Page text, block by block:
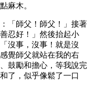
麻木。
「師父！師父！」接著
忍好！」然後抬起小
沒事，沒事！就是沒
覺師父就站在我的右
鼓勵和擔心，等我說完
了，似乎像鬆了一口